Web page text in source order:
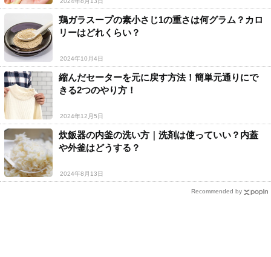
鶏ガラスープの素小さじ1の重さは何グラム？カロ
リーはどれくらい？
2024年10月4日
縮んだセーターを元に戻す方法！簡単元通りにで
きる2つのやり方！
2024年12月5日
炊飯器の内釜の洗い方｜洗剤は使っていい？内蓋
や外釜はどうする？
2024年8月13日
Recommended by